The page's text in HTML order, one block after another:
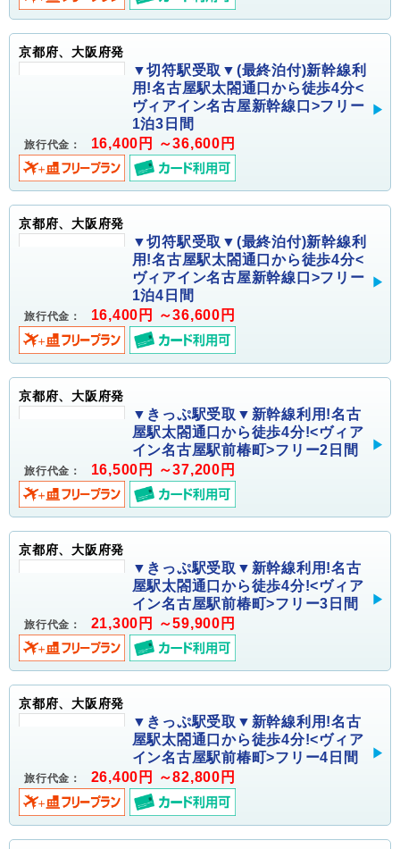
京都府、大阪府発
▼切符駅受取▼(最終泊付)新幹線利
用!名古屋駅太閤通口から徒歩4分<
ヴィアイン名古屋新幹線口>フリー
1泊3日間
旅行代金： 16,400円 ～36,600円
京都府、大阪府発
▼切符駅受取▼(最終泊付)新幹線利
用!名古屋駅太閤通口から徒歩4分<
ヴィアイン名古屋新幹線口>フリー
1泊4日間
旅行代金： 16,400円 ～36,600円
京都府、大阪府発
▼きっぷ駅受取▼新幹線利用!名古
屋駅太閤通口から徒歩4分!<ヴィア
イン名古屋駅前椿町>フリー2日間
旅行代金： 16,500円 ～37,200円
京都府、大阪府発
▼きっぷ駅受取▼新幹線利用!名古
屋駅太閤通口から徒歩4分!<ヴィア
イン名古屋駅前椿町>フリー3日間
旅行代金： 21,300円 ～59,900円
京都府、大阪府発
▼きっぷ駅受取▼新幹線利用!名古
屋駅太閤通口から徒歩4分!<ヴィア
イン名古屋駅前椿町>フリー4日間
旅行代金： 26,400円 ～82,800円